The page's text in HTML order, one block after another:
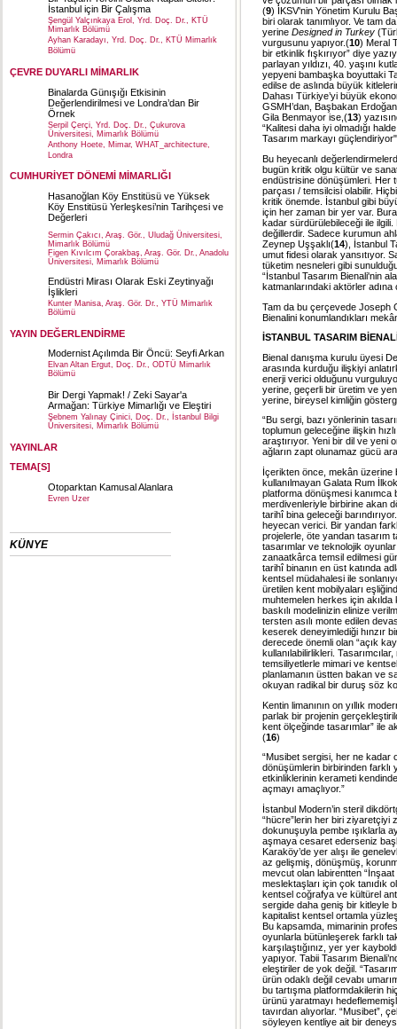
İstanbul için Bir Çalışma
Şengül Yalçınkaya Erol, Yrd. Doç. Dr., KTÜ
Mimarlık Bölümü
Ayhan Karadayı, Yrd. Doç. Dr., KTÜ Mimarlık
Bölümü
ÇEVRE DUYARLI MİMARLIK
Binalarda Günışığı Etkisinin
Değerlendirilmesi ve Londra’dan Bir
Örnek
Serpil Çerçi, Yrd. Doç. Dr., Çukurova
Üniversitesi, Mimarlık Bölümü
Anthony Hoete, Mimar, WHAT_architecture,
Londra
CUMHURİYET DÖNEMİ MİMARLIĞI
Hasanoğlan Köy Enstitüsü ve Yüksek
Köy Enstitüsü Yerleşkesi’nin Tarihçesi ve
Değerleri
Sermin Çakıcı, Araş. Gör., Uludağ Üniversitesi,
Mimarlık Bölümü
Figen Kıvılcım Çorakbaş, Araş. Gör. Dr., Anadolu
Üniversitesi, Mimarlık Bölümü
Endüstri Mirası Olarak Eski Zeytinyağı
İşlikleri
Kunter Manisa, Araş. Gör. Dr., YTÜ Mimarlık
Bölümü
YAYIN DEĞERLENDİRME
Modernist Açılımda Bir Öncü: Seyfi Arkan
Elvan Altan Ergut, Doç. Dr., ODTÜ Mimarlık
Bölümü
Bir Dergi Yapmak! / Zeki Sayar'a
Armağan: Türkiye Mimarlığı ve Eleştiri
Şebnem Yalınay Çinici, Doç. Dr., İstanbul Bilgi
Üniversitesi, Mimarlık Bölümü
YAYINLAR
TEMA[S]
Otoparktan Kamusal Alanlara
Evren Uzer
KÜNYE
(9) İKSV'nin Yönetim Kurulu
biri olarak tanımlıyor. Ve tam
yerine Designed in Turkey
vurgusunu yapıyor.(10) Meral
bir etkinlik fışkırıyor” diye
parlayan yıldızı, 40. yaşını
yepyeni bambaşka boyuttaki
edilse de aslında büyük
Dahası Türkiye’yi büyük
GSMH’dan, Başbakan
Gila Benmayor ise,(13)
“Kalitesi daha iyi olmadığı
Tasarım markayı
Bu heyecanlı
bugün kritik olgu kültür ve
endüstrisine dönüşümleri. Her
parçası / temsilcisi olabilir.
kritik önemde. İstanbul gibi
için her zaman bir yer var.
kadar sürdürülebileceği ile
değillerdir. Sadece kurumun
Zeynep Uşşaklı(14), İstanbul
umut fidesi olarak yansıtıyor.
tüketim nesneleri gibi
“İstanbul Tasarım Bienali'nin
katmanlarındaki aktörler
Tam da bu çerçevede Joseph
Bienalini konumlandıkları
İSTANBUL TASARIM
Bienal danışma kurulu üyesi
arasında kurduğu ilişkiyi
enerji verici olduğunu
yerine, geçerli bir üretim ve
yerine, bireysel kimliğin
“Bu sergi, bazı yönlerinin
toplumun geleceğine ilişkin
araştırıyor. Yeni bir dil ve yeni
ağların zapt olunamaz gücü
İçerikten önce, mekân üzerine
kullanılmayan Galata Rum
platforma dönüşmesi kanımca
merdivenleriyle birbirine akan
tarihî bina geleceği
heyecan verici. Bir yandan
projelerle, öte yandan tasarım
tasarımlar ve teknolojik
zanaatkârca temsil edilmesi
tarihî binanın en üst katında
kentsel müdahalesi ile
üretilen kent mobilyaları
muhtemelen herkes için akılda
baskılı modelinizin elinize
tersten asılı monte edilen
keserek deneyimlediği hınzır
derecede önemli olan “açık
kullanılabilirlikleri.
temsiliyetlerle mimari ve
planlamanın üstten bakan ve
okuyan radikal bir duruş söz
Kentin limanının on yıllık
parlak bir projenin
kent ölçeğinde tasarımlar” ile
(16)
“Musibet sergisi, her ne kadar
dönüşümlerin birbirinden
etkinliklerinin kerameti
açmayı amaçlıyor.”
İstanbul Modern’in steril
“hücre”lerin her biri ziyaretçiyi
dokunuşuyla pembe ışıklarla
aşmaya cesaret ederseniz
Karaköy’de yer alışı ile
az gelişmiş, dönüşmüş,
mevcut olan labirentten “İnşaat
meslektaşları için çok tanıdık
kentsel coğrafya ve kültürel
sergide daha geniş bir kitleyle
kapitalist kentsel ortamla
Bu kapsamda, mimarinin
oyunlarla bütünleşerek farklı
karşılaştığınız, yer yer
yapıyor. Tabii Tasarım
eleştiriler de yok değil.
ürün odaklı değil cevabı
bu tartışma platformdakilerin
ürünü yaratmayı
tavırdan alıyorlar. “Musibet”,
söyleyen kentliye ait bir